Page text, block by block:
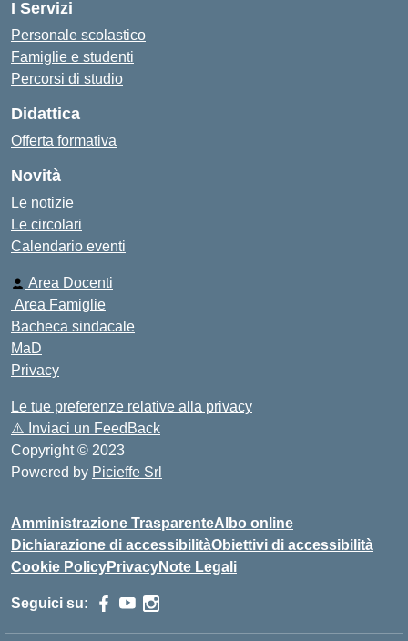
I Servizi
Personale scolastico
Famiglie e studenti
Percorsi di studio
Didattica
Offerta formativa
Novità
Le notizie
Le circolari
Calendario eventi
Area Docenti
Area Famiglie
Bacheca sindacale
MaD
Privacy
Le tue preferenze relative alla privacy
⚠️ Inviaci un FeedBack
Copyright © 2023
Powered by Picieffe Srl
Amministrazione TrasparenteAlbo online
Dichiarazione di accessibilitàObiettivi di accessibilità
Cookie PolicyPrivacyNote Legali
Seguici su: